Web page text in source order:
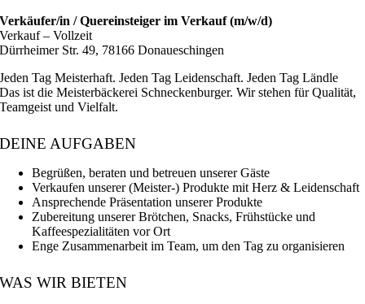
Verkäufer/in / Quereinsteiger im Verkauf (m/w/d)
Verkauf–Vollzeit
Dürrheimer Str. 49, 78166 Donaueschingen
Jeden Tag Meisterhaft. Jeden Tag Leidenschaft. Jeden Tag Ländle
Das ist die Meisterbäckerei Schneckenburger. Wir stehen für Qualität,
Teamgeist und Vielfalt.
DEINE AUFGABEN
Begrüßen, beraten und betreuen unserer Gäste
Verkaufen unserer (Meister-) Produkte mit Herz & Leidenschaft
Ansprechende Präsentation unserer Produkte
Zubereitung unserer Brötchen, Snacks, Frühstücke und
Kaffeespezialitäten vor Ort
Enge Zusammenarbeit im Team, um den Tag zu organisieren
WAS WIR BIETEN